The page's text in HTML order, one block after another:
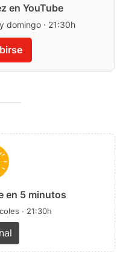
en YouTube
domingo · 21:30h
en 5 minutos
· 21:30h